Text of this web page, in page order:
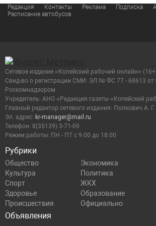
Редакция Контакты Реклама Подписка
Расписание автобусов
Рубрики
Общество
Экономика
Культура
Политика
Спорт
ЖКХ
Здоровье
Образование
Происшествия
Официально
Объявления
Сетевое издание «Копейский рабочий онлайн»
Cвид-во о регистрации СМИ: ЭЛ № ФС 77 - 68613 от
Роскомнадзором
Учредитель: АНО «Редакция газеты «Копейский
Главный редактор сетевого издания: Попкович А. Г.
Эл. адрес: kr-manager@mail.ru
Телефон: 8(35139) 3-71-09
Режим работы: ПН - ПТ с 9:00 до 18:00